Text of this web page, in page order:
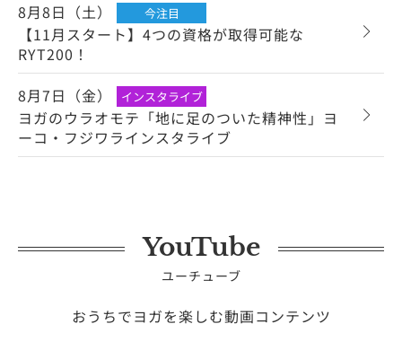
8月8日（土）
今注目
【11月スタート】4つの資格が取得可能な
RYT200！
8月7日（金）
インスタライブ
ヨガのウラオモテ「地に足のついた精神性」ヨ
ーコ・フジワラインスタライブ
YouTube
ユーチューブ
おうちでヨガを楽しむ動画コンテンツ